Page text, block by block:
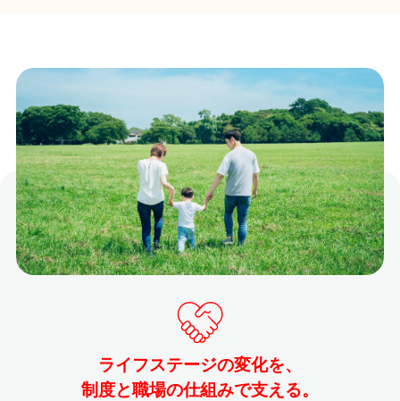
ライフステージの変化を、
制度と職場の仕組みで支える。